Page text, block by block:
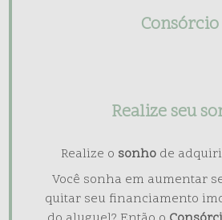
Consórcio
Realize seu
Realize o sonho de
Você sonha em aumentar
quitar seu financiamento